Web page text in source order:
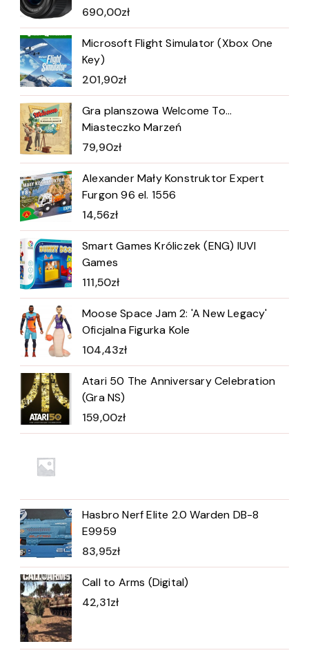
690,00zł
Microsoft Flight Simulator (Xbox One
Key)
201,90zł
Gra planszowa Welcome To...
Miasteczko Marzeń
79,90zł
Alexander Mały Konstruktor Expert
Furgon 96 el. 1556
14,56zł
Smart Games Króliczek (ENG) IUVI
Games
111,50zł
Moose Space Jam 2: 'A New Legacy'
Oficjalna Figurka Kole
104,43zł
Atari 50 The Anniversary Celebration
(Gra NS)
159,00zł
Hasbro Nerf Elite 2.0 Warden DB-8
E9959
83,95zł
Call to Arms (Digital)
42,31zł